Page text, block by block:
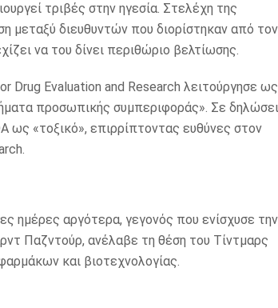
τριβές στην ηγεσία. Στελέχη της
μεταξύ διευθυντών που διορίστηκαν από τον
να του δίνει περιθώριο βελτίωσης.
Drug Evaluation and Research λειτούργησε ως
προσωπικής συμπεριφοράς». Σε
ως «τοξικό», επιρρίπτοντας ευθύνες στον
ημέρες αργότερα, γεγονός που ενίσχυσε την
Παζντούρ, ανέλαβε τη θέση του Τίντμαρς
και βιοτεχνολογίας.